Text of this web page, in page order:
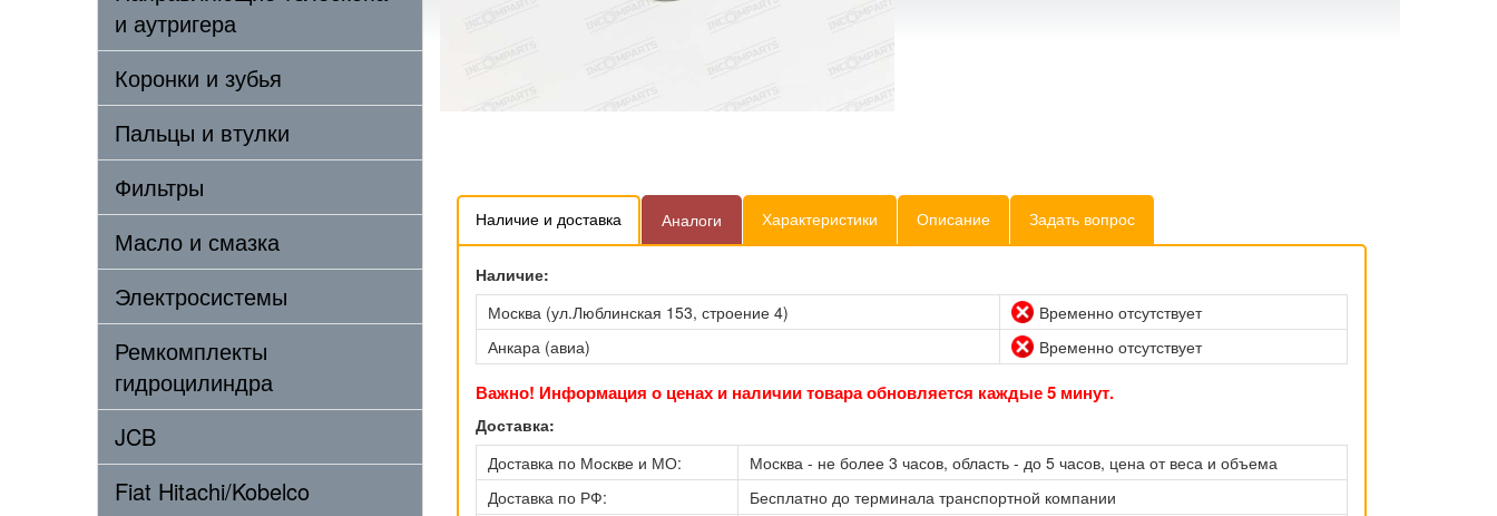
и аутригера
Коронки и зубья
Пальцы и втулки
Фильтры
Масло и смазка
Электросистемы
Ремкомплекты
гидроцилиндра
JCB
Fiat Hitachi/Kobelco
Наличие и доставка Аналоги Характеристики Описание Задать вопрос
Наличие:
Москва (ул.Люблинская 153, строение 4)
Временно отсутствует
Анкара (авиа)
Временно отсутствует
Важно! Информация о ценах и наличии товара обновляется каждые 5 минут.
Доставка:
Доставка по Москве и МО:
Москва - не более 3 часов, область - до 5 часов, цена от веса и объема
Доставка по РФ:
Бесплатно до терминала транспортной компании